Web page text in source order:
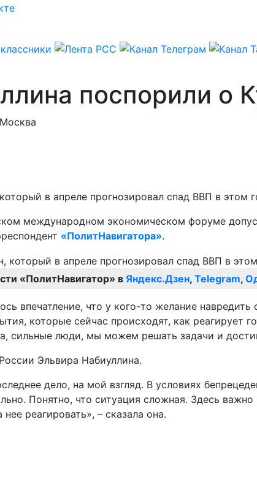
поспорили о
в апреле прогнозировал спад ВВП в этом
международном экономическом форуме
«ПолитНавигатора».
«ПолитНавигатор» в Яндекс.Дзен, Telegram,
впечатление, что у кого-то желание
которые сейчас происходят, как реагирует
сильные люди, мы можем решать задачи и
Эльвира Набиуллина.
дело, на мой взгляд. В условиях
Понятно, что ситуация сложная. Здесь
реагировать», – сказала она.